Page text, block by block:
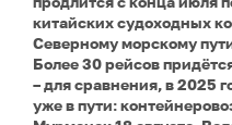
китайских судоходных
Северному морскому
Более 30 рейсов
– для сравнения, в 2025
уже в пути: